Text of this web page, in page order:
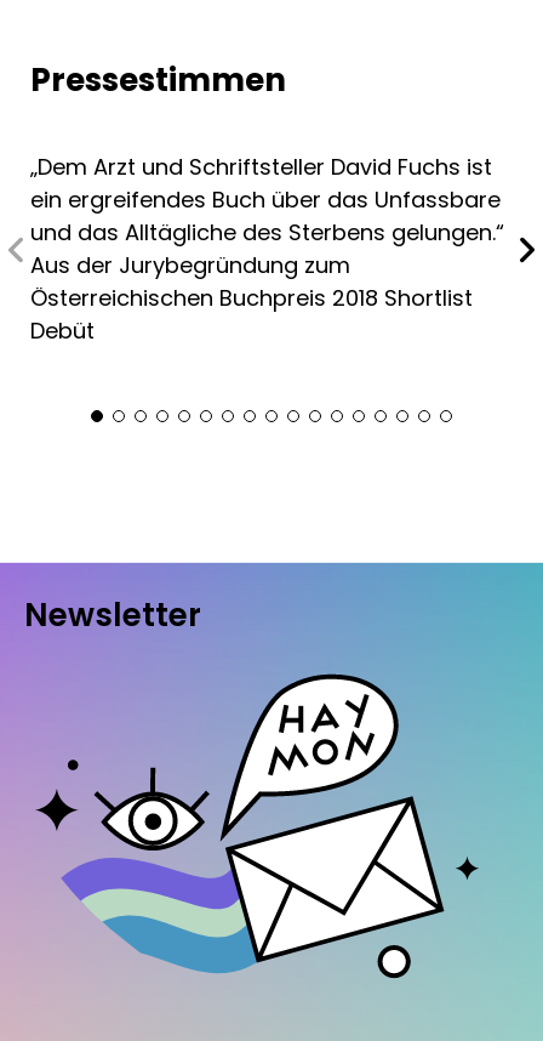
Pressestimmen
„Dem Arzt und Schriftsteller David Fuchs ist
ein ergreifendes Buch über das Unfassbare
und das Alltägliche des Sterbens gelungen.“
Aus der Jurybegründung zum
Österreichischen Buchpreis 2018 Shortlist
Debüt
Newsletter